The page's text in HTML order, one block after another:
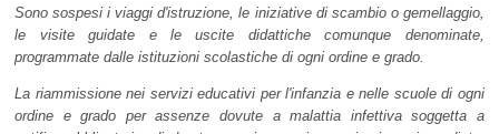
Sono sospesi i viaggi d'istruzione, le iniziative di scambio o gemellaggio,
le visite guidate e le uscite didattiche comunque denominate,
programmate dalle istituzioni scolastiche di ogni ordine e grado.
La riammissione nei servizi educativi per l'infanzia e nelle scuole di ogni
ordine e grado per assenze dovute a malattia infettiva soggetta a